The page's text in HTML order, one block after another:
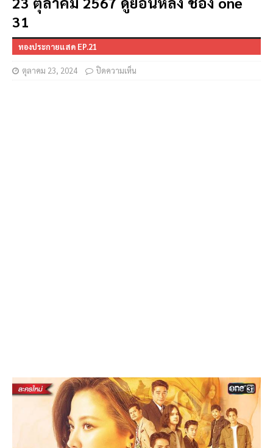
31
ทองประกายแสด EP.21
ตุลาคม 23, 2024 ปิดความเห็น